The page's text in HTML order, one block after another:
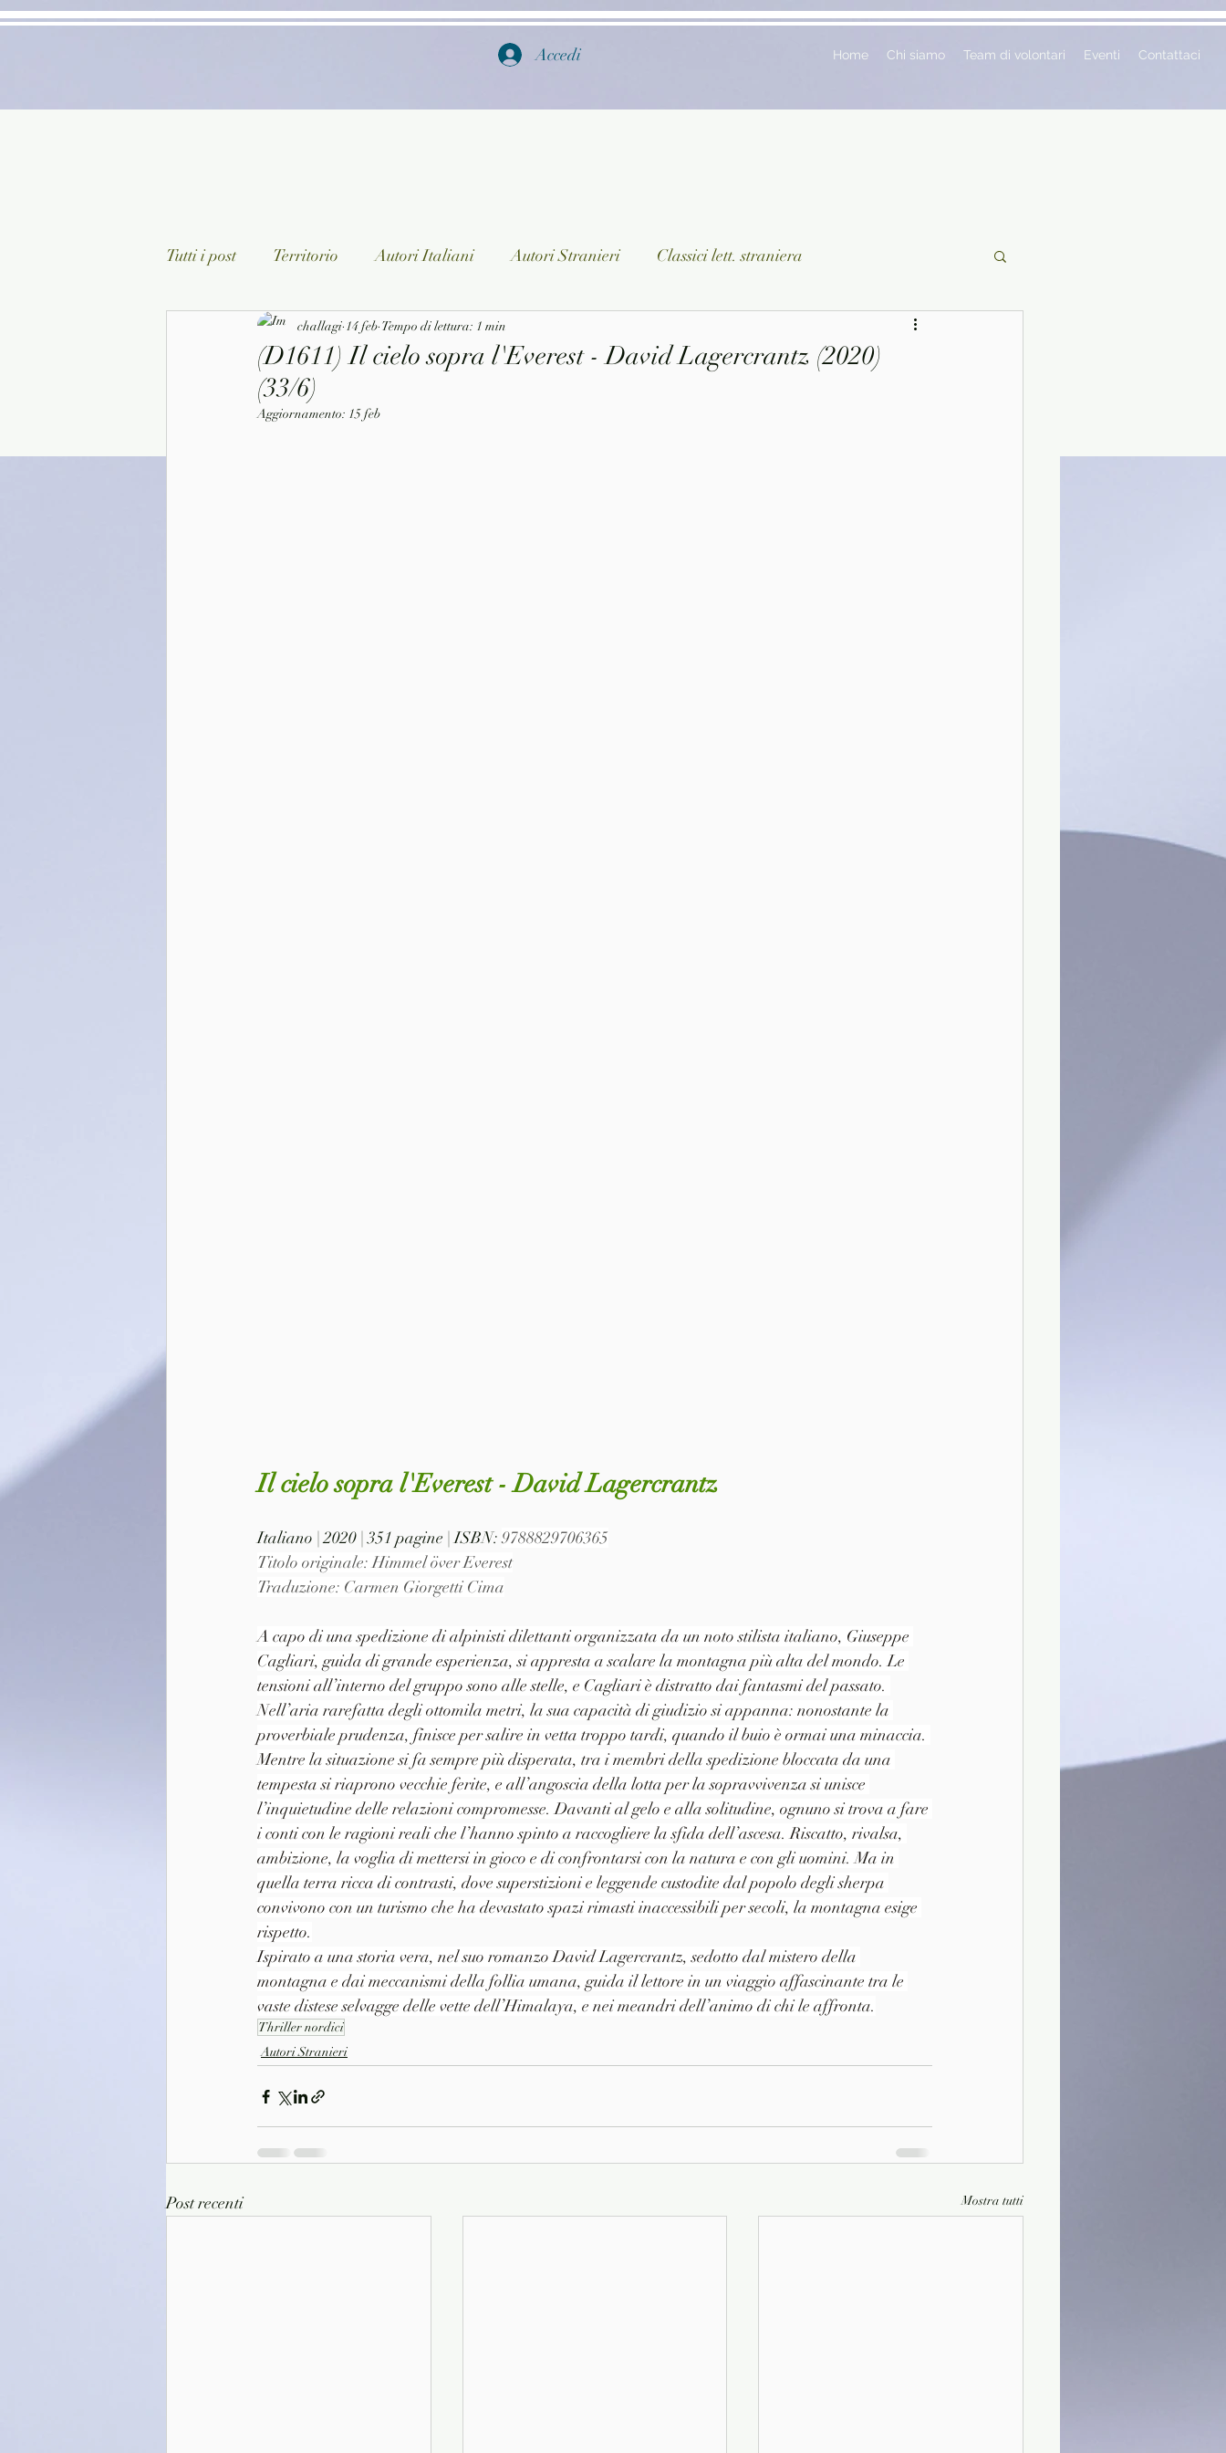
Accedi Home Chi siamo Team di volontari Eventi Contattaci
Tutti i post Territorio Autori Italiani Autori Stranieri Classici lett. straniera
Classici lett. italiana Saggistica Ragazzi
Arte/Pittura
(D1611) Il cielo sopra l'Everest - David Lagercrantz (2020)
(33/6)
challagi 14 feb Tempo di lettura: 1 min
Aggiornamento: 15 feb
Il cielo sopra l'Everest - David Lagercrantz
Italiano | 2020 | 351 pagine | ISBN: 9788829706365
Titolo originale: Himmel över Everest
Traduzione: Carmen Giorgetti Cima
A capo di una spedizione di alpinisti dilettanti organizzata da un noto stilista italiano, Giuseppe
Cagliari, guida di grande esperienza, si appresta a scalare la montagna più alta del mondo. Le
tensioni all’interno del gruppo sono alle stelle, e Cagliari è distratto dai fantasmi del passato.
Nell’aria rarefatta degli ottomila metri, la sua capacità di giudizio si appanna: nonostante la
proverbiale prudenza, finisce per salire in vetta troppo tardi, quando il buio è ormai una minaccia.
Mentre la situazione si fa sempre più disperata, tra i membri della spedizione bloccata da una
tempesta si riaprono vecchie ferite, e all’angoscia della lotta per la sopravvivenza si unisce
l’inquietudine delle relazioni compromesse. Davanti al gelo e alla solitudine, ognuno si trova a fare
i conti con le ragioni reali che l’hanno spinto a raccogliere la sfida dell’ascesa. Riscatto, rivalsa,
ambizione, la voglia di mettersi in gioco e di confrontarsi con la natura e con gli uomini. Ma in
quella terra ricca di contrasti, dove superstizioni e leggende custodite dal popolo degli sherpa
convivono con un turismo che ha devastato spazi rimasti inaccessibili per secoli, la montagna esige
rispetto.
Ispirato a una storia vera, nel suo romanzo David Lagercrantz, sedotto dal mistero della
montagna e dai meccanismi della follia umana, guida il lettore in un viaggio affascinante tra le
vaste distese selvagge delle vette dell’Himalaya, e nei meandri dell’animo di chi le affronta.
Thriller nordici
Autori Stranieri
Post recenti Mostra tutti